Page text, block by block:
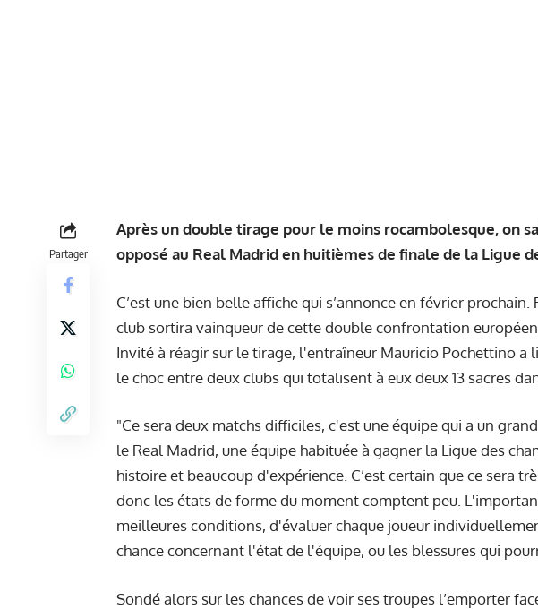
Partager
Après un double tirage pour le moins rocambolesque, on
opposé au Real Madrid en huitièmes de finale de la Ligue
C’est une bien belle affiche qui s’annonce en février prochain.
club sortira vainqueur de cette double confrontation
Invité à réagir sur le tirage, l'entraîneur Mauricio Pochettino a
le choc entre deux clubs qui totalisent à eux deux 13 sacres
"Ce sera deux matchs difficiles, c'est une équipe qui a un
le Real Madrid, une équipe habituée à gagner la Ligue des
histoire et beaucoup d'expérience. C’est certain que ce sera
donc les états de forme du moment comptent peu.
meilleures conditions, d'évaluer chaque joueur
chance concernant l'état de l'équipe, ou les blessures qui
Sondé alors sur les chances de voir ses troupes l’emporter